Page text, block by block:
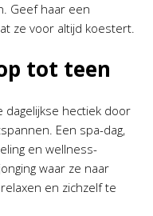
Geef haar een
ze voor altijd koestert.
tot teen
dagelijkse hectiek door
Een spa-dag,
en wellness-
waar ze naar
en zichzelf te